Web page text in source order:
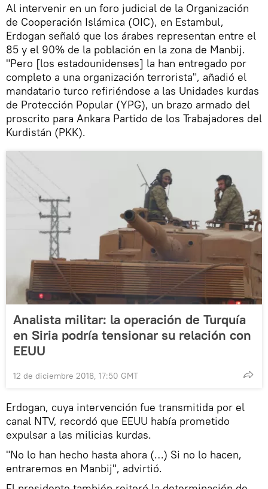
Al intervenir en un foro judicial de la Organización
de Cooperación Islámica (OIC), en Estambul,
Erdogan señaló que los árabes representan entre el
85 y el 90% de la población en la zona de Manbij.
"Pero [los estadounidenses] la han entregado por
completo a una organización terrorista", añadió el
mandatario turco refiriéndose a las Unidades kurdas
de Protección Popular (YPG), un brazo armado del
proscrito para Ankara Partido de los Trabajadores del
Kurdistán (PKK).
Analista militar: la operación de Turquía
en Siria podría tensionar su relación con
EEUU
12 de diciembre 2018, 17:50 GMT
Erdogan, cuya intervención fue transmitida por el
canal NTV, recordó que EEUU había prometido
expulsar a las milicias kurdas.
"No lo han hecho hasta ahora (…) Si no lo hacen,
entraremos en Manbij", advirtió.